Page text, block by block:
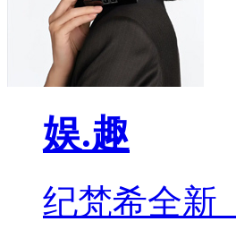
娱.趣
纪梵希全新